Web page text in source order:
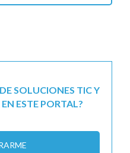
SOLUCIONES TIC Y
ESTE PORTAL?